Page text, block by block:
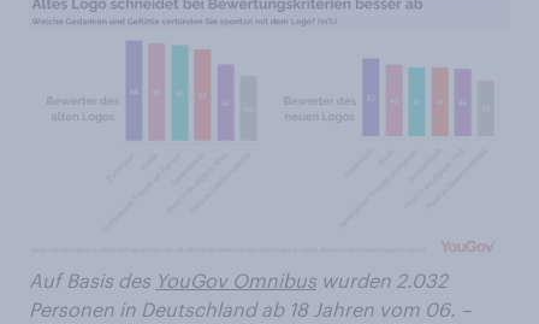
Auf Basis des YouGov Omnibus wurden 2.032
Personen in Deutschland ab 18 Jahren vom 06. –